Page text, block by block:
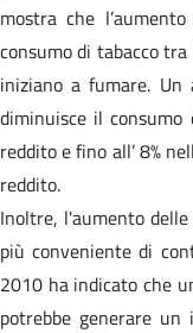
mostra che
consumo di tabacco
iniziano a fumare. Un
diminuisce il
reddito e fino all’ 8%
reddito.
Inoltre, l'aumento
più conveniente di
2010 ha indicato che
potrebbe generare